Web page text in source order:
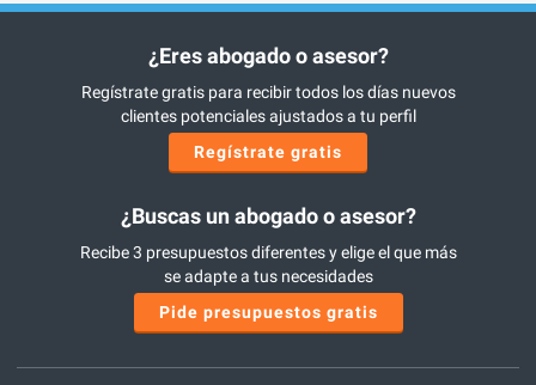
¿Eres abogado o asesor?
Regístrate gratis para recibir todos los días nuevos
clientes potenciales ajustados a tu perfil
Regístrate gratis
¿Buscas un abogado o asesor?
Recibe 3 presupuestos diferentes y elige el que más
se adapte a tus necesidades
Pide presupuestos gratis